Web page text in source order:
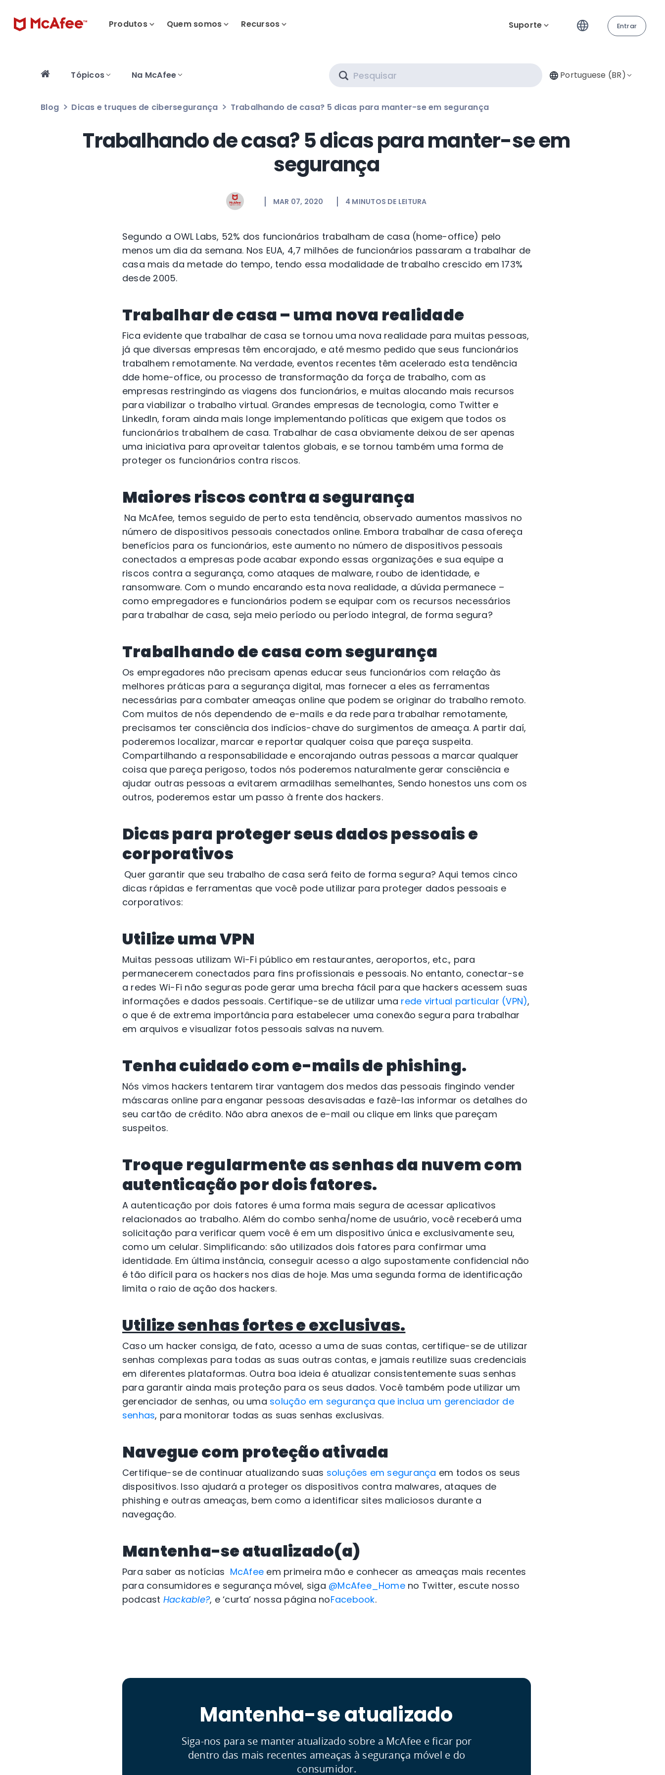
Produtos Quem somos Recursos Suporte Entrar
Tópicos Na McAfee Portuguese (BR)
Blog Dicas e truques de cibersegurança Trabalhando de casa? 5 dicas para manter-se em segurança
Trabalhando de casa? 5 dicas para manter-se em
segurança
MAR 07, 2020 4 MINUTOS DE LEITURA
Segundo a OWL Labs, 52% dos funcionários trabalham de casa (home-office) pelo
menos um dia da semana. Nos EUA, 4,7 milhões de funcionários passaram a trabalhar de
casa mais da metade do tempo, tendo essa modalidade de trabalho crescido em 173%
desde 2005.
Trabalhar de casa – uma nova realidade
Fica evidente que trabalhar de casa se tornou uma nova realidade para muitas pessoas,
já que diversas empresas têm encorajado, e até mesmo pedido que seus funcionários
trabalhem remotamente. Na verdade, eventos recentes têm acelerado esta tendência
dde home-office, ou processo de transformação da força de trabalho, com as
empresas restringindo as viagens dos funcionários, e muitas alocando mais recursos
para viabilizar o trabalho virtual. Grandes empresas de tecnologia, como Twitter e
LinkedIn, foram ainda mais longe implementando políticas que exigem que todos os
funcionários trabalhem de casa. Trabalhar de casa obviamente deixou de ser apenas
uma iniciativa para aproveitar talentos globais, e se tornou também uma forma de
proteger os funcionários contra riscos.
Maiores riscos contra a segurança
Na McAfee, temos seguido de perto esta tendência, observado aumentos massivos no
número de dispositivos pessoais conectados online. Embora trabalhar de casa ofereça
benefícios para os funcionários, este aumento no número de dispositivos pessoais
conectados a empresas pode acabar expondo essas organizações e sua equipe a
riscos contra a segurança, como ataques de malware, roubo de identidade, e
ransomware. Com o mundo encarando esta nova realidade, a dúvida permanece –
como empregadores e funcionários podem se equipar com os recursos necessários
para trabalhar de casa, seja meio período ou período integral, de forma segura?
Trabalhando de casa com segurança
Os empregadores não precisam apenas educar seus funcionários com relação às
melhores práticas para a segurança digital, mas fornecer a eles as ferramentas
necessárias para combater ameaças online que podem se originar do trabalho remoto.
Com muitos de nós dependendo de e-mails e da rede para trabalhar remotamente,
precisamos ter consciência dos indícios-chave do surgimentos de ameaça. A partir daí,
poderemos localizar, marcar e reportar qualquer coisa que pareça suspeita.
Compartilhando a responsabilidade e encorajando outras pessoas a marcar qualquer
coisa que pareça perigoso, todos nós poderemos naturalmente gerar consciência e
ajudar outras pessoas a evitarem armadilhas semelhantes, Sendo honestos uns com os
outros, poderemos estar um passo à frente dos hackers.
Dicas para proteger seus dados pessoais e
corporativos
Quer garantir que seu trabalho de casa será feito de forma segura? Aqui temos cinco
dicas rápidas e ferramentas que você pode utilizar para proteger dados pessoais e
corporativos:
Utilize uma VPN
Muitas pessoas utilizam Wi-Fi público em restaurantes, aeroportos, etc., para
permanecerem conectados para fins profissionais e pessoais. No entanto, conectar-se
a redes Wi-Fi não seguras pode gerar uma brecha fácil para que hackers acessem suas
informações e dados pessoais. Certifique-se de utilizar uma rede virtual particular (VPN),
o que é de extrema importância para estabelecer uma conexão segura para trabalhar
em arquivos e visualizar fotos pessoais salvas na nuvem.
Tenha cuidado com e-mails de phishing.
Nós vimos hackers tentarem tirar vantagem dos medos das pessoais fingindo vender
máscaras online para enganar pessoas desavisadas e fazê-las informar os detalhes do
seu cartão de crédito. Não abra anexos de e-mail ou clique em links que pareçam
suspeitos.
Troque regularmente as senhas da nuvem com
autenticação por dois fatores.
A autenticação por dois fatores é uma forma mais segura de acessar aplicativos
relacionados ao trabalho. Além do combo senha/nome de usuário, você receberá uma
solicitação para verificar quem você é em um dispositivo única e exclusivamente seu,
como um celular. Simplificando: são utilizados dois fatores para confirmar uma
identidade. Em última instância, conseguir acesso a algo supostamente confidencial não
é tão difícil para os hackers nos dias de hoje. Mas uma segunda forma de identificação
limita o raio de ação dos hackers.
Utilize senhas fortes e exclusivas.
Caso um hacker consiga, de fato, acesso a uma de suas contas, certifique-se de utilizar
senhas complexas para todas as suas outras contas, e jamais reutilize suas credenciais
em diferentes plataformas. Outra boa ideia é atualizar consistentemente suas senhas
para garantir ainda mais proteção para os seus dados. Você também pode utilizar um
gerenciador de senhas, ou uma solução em segurança que inclua um gerenciador de
senhas, para monitorar todas as suas senhas exclusivas.
Navegue com proteção ativada
Certifique-se de continuar atualizando suas soluções em segurança em todos os seus
dispositivos. Isso ajudará a proteger os dispositivos contra malwares, ataques de
phishing e outras ameaças, bem como a identificar sites maliciosos durante a
navegação.
Mantenha-se atualizado(a)
Para saber as notícias McAfee em primeira mão e conhecer as ameaças mais recentes
para consumidores e segurança móvel, siga @McAfee_Homeno Twitter, escute nosso
podcast Hackable?, e ‘curta’ nossa página noFacebook.
Mantenha-se atualizado
Siga-nos para se manter atualizado sobre a McAfee e ficar por
dentro das mais recentes ameaças à segurança móvel e do
consumidor.